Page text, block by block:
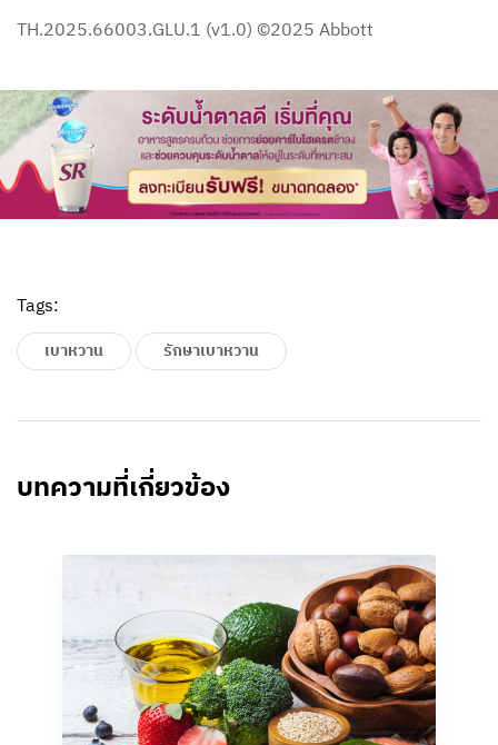
Tags:
เบาหวาน รักษาเบาหวาน
TH.2025.66003.GLU.1 (v1.0) ©2025 Abbott
บทความที่เกี่ยวข้อง